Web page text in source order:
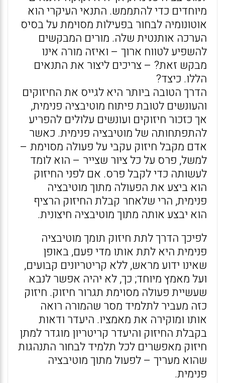
מיוחדים כדי להתממש. התנאי העיקרי הוא
אוטונומיה לבחור בפעילות מסוימת על בסיס
הערכה אותנטית שלה. מורים המבקשים
להשפיע לטווח ארוך – ואיזה מורה אינו
מבקש זאת? – צריכים ליצור את התנאים
הללו. כיצד?
הדרך הטובה ביותר היא לגייס את החיזוקים
והעונשים לטובת פיתוח מוטיבציה פנימית,
אך כזכור חיזוקים ועונשים עלולים להפריע
להתפתחותה של מוטיבציה פנימית. כאשר
אדם מקבל חיזוק עקבי על פעולה מסוימת –
למשל, פרס על כל ציור שצייר – הוא לומד
לעשותה כדי לקבל פרס. אם לפני החיזוק
הוא ביצע את הפעולה מתוך מוטיבציה
פנימית, הרי שלאחר קבלת החיזוק הרציף
הוא יבצע אותה מתוך מוטיבציה חיצונית.
לפיכך הדרך לתת חיזוק תומך מוטיבציה
פנימית היא לתת אותו מדי פעם, באופן
שאינו ידוע מראש, ללא קריטריונים קבועים,
ועל מאמץ מיוחד; כך, לא יהיה אפשר לנבא
שעשיית פעולה מסוימת תגרור חיזוק. חיזוק
כזה מעביר לתלמיד מסר שהמורה רואה
אותו ומוקירה את מאמציו. היעדר ודאות
בקבלת החיזוק והיעדר קריטריון מוגדר למתן
חיזוק מאפשרים לכל תלמיד לבחור התנהגות
שהוא מעריך – לפעול מתוך מוטיבציה
פנימית.